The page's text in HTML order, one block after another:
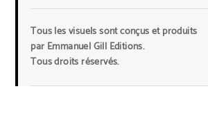
Tous les visuels sont conçus et produits
par Emmanuel Gill Editions.
Tous droits réservés.